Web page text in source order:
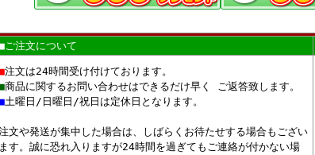
ご注文について
注文は24時間受け付けております。
商品に関するお問い合わせはできるだけ早く ご返答致します。
土曜日/日曜日/祝日は定休日となります。
文や発送が集中した場合は、しばらくお待たせする場合もござい
ます。誠に恐れ入りますが24時間を過ぎてもご連絡が付かない場